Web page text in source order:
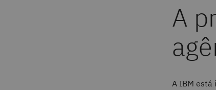
A
A IBM está